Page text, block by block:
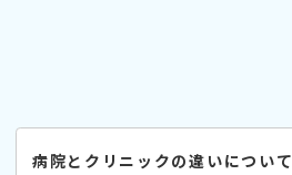
病院とクリニックの違いについて